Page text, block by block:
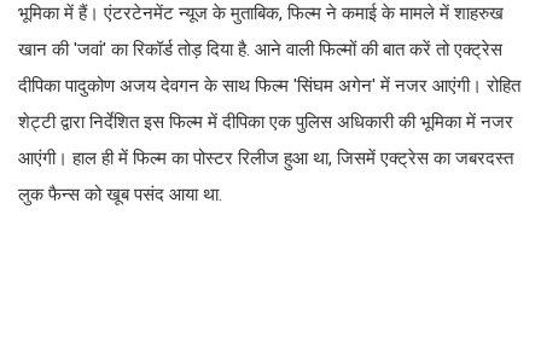
भूमिका में हैं। एंटरटेनमेंट न्यूज के मुताबिक, फिल्म ने कमाई के मामले में शाहरुख
खान की 'जवां' का रिकॉर्ड तोड़ दिया है. आने वाली फिल्मों की बात करें तो एक्ट्रेस
दीपिका पादुकोण अजय देवगन के साथ फिल्म 'सिंघम अगेन' में नजर आएंगी। रोहित
शेट्टी द्वारा निर्देशित इस फिल्म में दीपिका एक पुलिस अधिकारी की भूमिका में नजर
आएंगी। हाल ही में फिल्म का पोस्टर रिलीज हुआ था, जिसमें एक्ट्रेस का जबरदस्त
लुक फैन्स को खूब पसंद आया था.